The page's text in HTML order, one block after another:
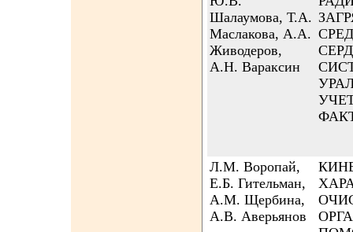
Шалаумова, Т.А.
Маслакова, А.А.
Живодеров,
А.Н. Вараксин
Л.М. Воропай,
Е.Б. Гительман,
А.М. Щербина,
А.В. Аверьянов